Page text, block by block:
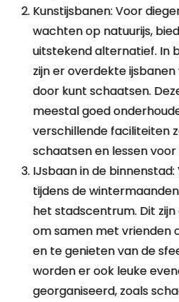
Kunstijsbanen: Voor
wachten op natuurijs,
uitstekend alternatief. In
zijn er overdekte
door kunt schaatsen.
meestal goed
verschillende faciliteiten
schaatsen en lessen
IJsbaan in de
tijdens de
het stadscentrum. Dit
om samen met vrienden
en te genieten van de
worden er ook leuke
georganiseerd, zoals